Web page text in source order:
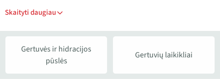
Skaityti daugiau
Gertuvės ir hidracijos
pūslės
Gertuvių laikikliai